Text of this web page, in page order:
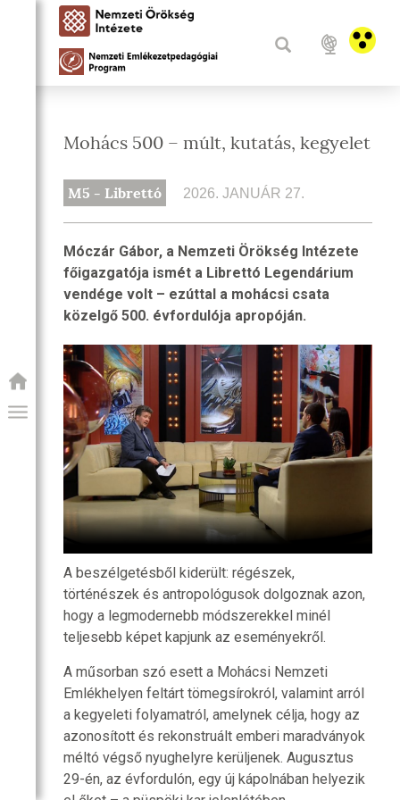
PROGRAM
Mohács 500 – múlt, kutatás, kegyelet
M5 - Librettó 2026. JANUÁR 27.
Móczár Gábor, a Nemzeti Örökség Intézete
főigazgatója ismét a Librettó Legendárium
vendége volt – ezúttal a mohácsi csata
közelgő 500. évfordulója apropóján.
A beszélgetésből kiderült: régészek,
történészek és antropológusok dolgoznak azon,
hogy a legmodernebb módszerekkel minél
teljesebb képet kapjunk az eseményekről.
A műsorban szó esett a Mohácsi Nemzeti
Emlékhelyen feltárt tömegsírokról, valamint arról
a kegyeleti folyamatról, amelynek célja, hogy az
azonosított és rekonstruált emberi maradványok
méltó végső nyughelyre kerüljenek. Augusztus
29-én, az évfordulón, egy új kápolnában helyezik